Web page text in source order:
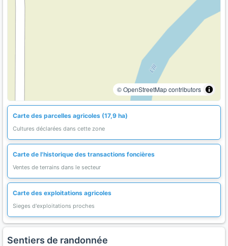
© OpenStreetMap contributors
Carte des parcelles agricoles (17,9 ha)
Cultures déclarées dans cette zone
Carte de l'historique des transactions foncières
Ventes de terrains dans le secteur
Carte des exploitations agricoles
Sieges d'exploitations proches
Sentiers de randonnée